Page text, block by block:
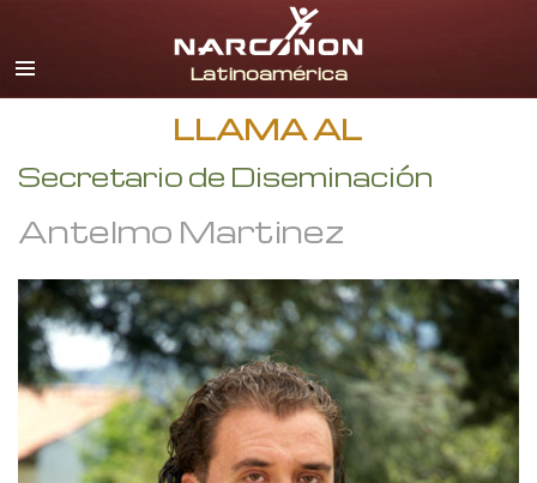
Español
Todas las Regiones/Idiomas
LLAMA AL
Secretario de Diseminación
Antelmo Martinez